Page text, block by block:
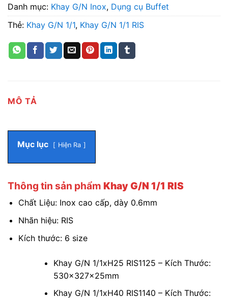
Danh mục: Khay G/N Inox, Dụng cụ Buffet
Thẻ: Khay G/N 1/1, Khay G/N 1/1 RIS
MÔ TẢ
Mục lục Hiện Ra
Thông tin sản phẩm Khay G/N 1/1 RIS
Chất Liệu: Inox cao cấp, dày 0.6mm
Nhãn hiệu: RIS
Kích thước: 6 size
Khay G/N 1/1xH25 RIS1125 – Kích Thước:
530x327x25mm
Khay G/N 1/1xH40 RIS1140 – Kích Thước: